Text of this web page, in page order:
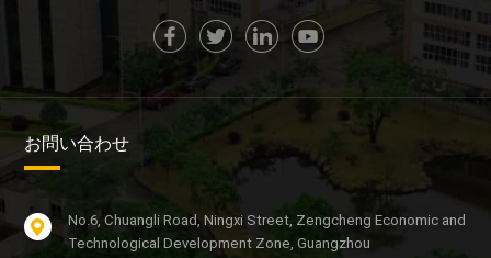
お問い合わせ
No.6, Chuangli Road, Ningxi Street, Zengcheng Economic and
Technological Development Zone, Guangzhou